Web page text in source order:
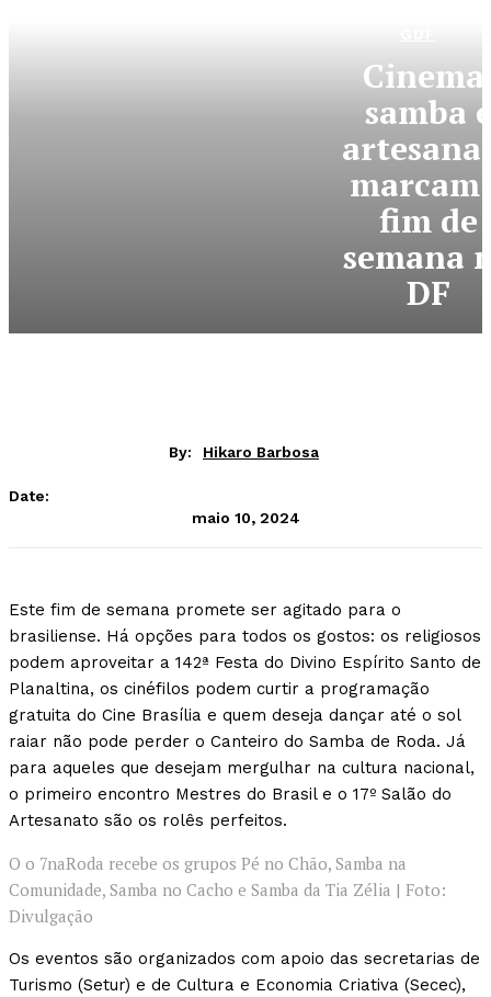
samba
marcam
fim de
semana
DF
By: Hikaro Barbosa
Date:
maio 10, 2024
Este fim de semana promete ser agitado para o
brasiliense. Há opções para todos os gostos: os religiosos
podem aproveitar a 142ª Festa do Divino Espírito Santo de
Planaltina, os cinéfilos podem curtir a programação
gratuita do Cine Brasília e quem deseja dançar até o sol
raiar não pode perder o Canteiro do Samba de Roda. Já
para aqueles que desejam mergulhar na cultura nacional,
o primeiro encontro Mestres do Brasil e o 17º Salão do
Artesanato são os rolês perfeitos.
O o 7naRoda recebe os grupos Pé no Chão, Samba na
Comunidade, Samba no Cacho e Samba da Tia Zélia | Foto:
Divulgação
Os eventos são organizados com apoio das secretarias de
Turismo (Setur) e de Cultura e Economia Criativa (Secec),